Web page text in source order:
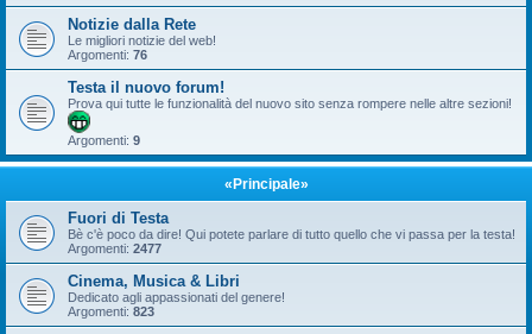
Notizie dalla Rete
Le migliori notizie del web!
Argomenti: 76
Testa il nuovo forum!
Prova qui tutte le funzionalità del nuovo sito senza rompere nelle altre sezioni!
Argomenti: 9
«Principale»
Fuori di Testa
Bè c'è poco da dire! Qui potete parlare di tutto quello che vi passa per la testa!
Argomenti: 2477
Cinema, Musica & Libri
Dedicato agli appassionati del genere!
Argomenti: 823